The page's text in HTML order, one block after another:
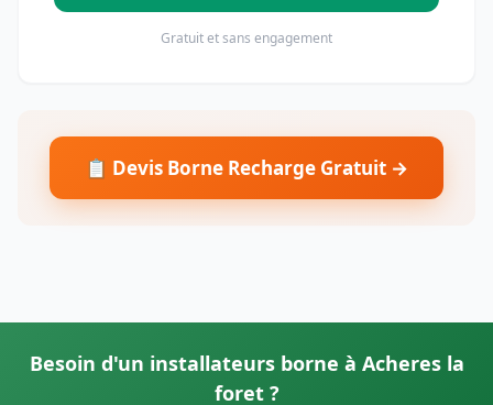
Gratuit et sans engagement
📋 Devis Borne Recharge Gratuit →
Besoin d'un installateurs borne à Acheres la
foret ?